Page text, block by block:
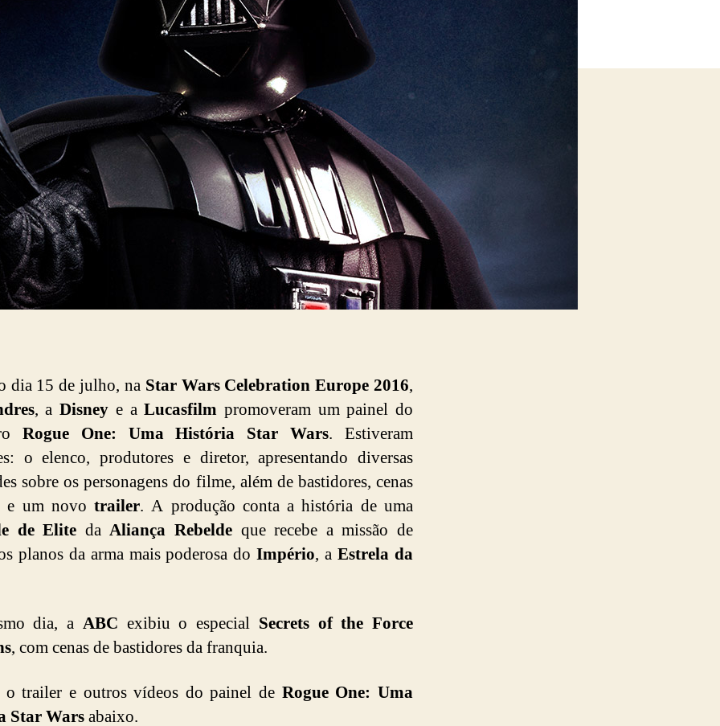
dia 15 de julho, na Star Wars Celebration Europe 2016,
, aDisney e aLucasfilm promoveram um painel do
Rogue One: Uma História Star Wars. Estiveram
o elenco, produtores e diretor, apresentando diversas
sobre os personagens do filme, além de bastidores, cenas
e um novotrailer. A produção conta a história de uma
de Elite daAliança Rebelde que recebe a missão de
planos da arma mais poderosa doImpério, aEstrela da
dia, a ABC exibiu o especial Secrets of the Force
, com cenas de bastidores da franquia.
o trailer e outros vídeos do painel de Rogue One: Uma
Star Warsabaixo.